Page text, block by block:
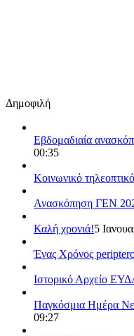
Δημοφιλή
Εβδομαδιαία
00:35
Κοινωνικό
Ανασκόπηση ΓΕΝ
Καλή χρονιά!5
Ένας Χρόνος
Ιστορικό Αρχείο
Παγκόσμια Ημέρα
09:27